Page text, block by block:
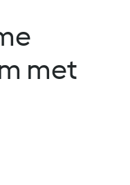
met